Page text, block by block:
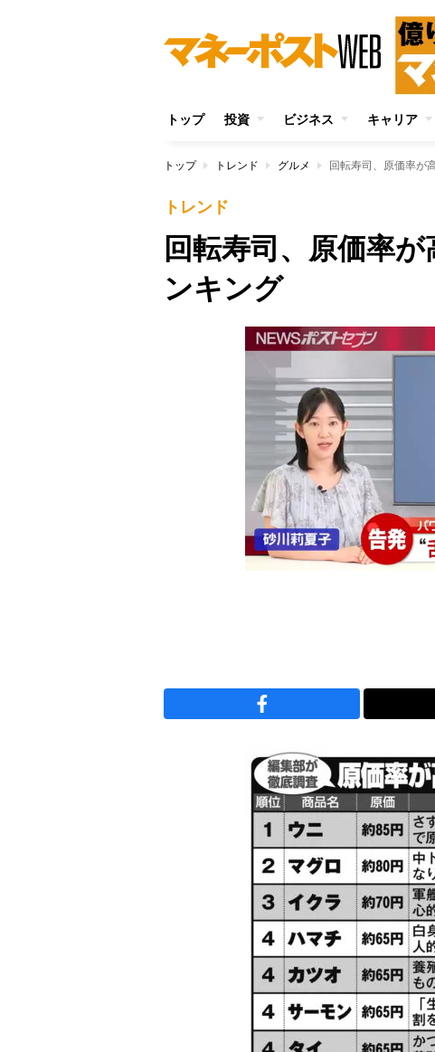
トップ 投資 ビジネス キャリア
トップ トレンド グルメ 回転寿司、原価率が
トレンド
回転寿司、原価率
ンキング